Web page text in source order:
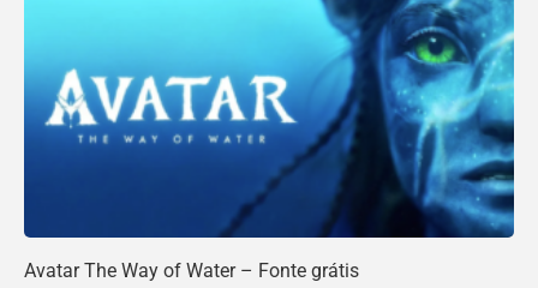
Avatar The Way of Water – Fonte grátis